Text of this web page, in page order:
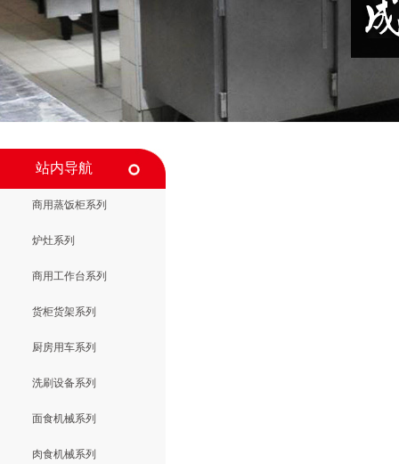
站内导航
商用蒸饭柜系列
炉灶系列
商用工作台系列
货柜货架系列
厨房用车系列
洗刷设备系列
面食机械系列
肉食机械系列